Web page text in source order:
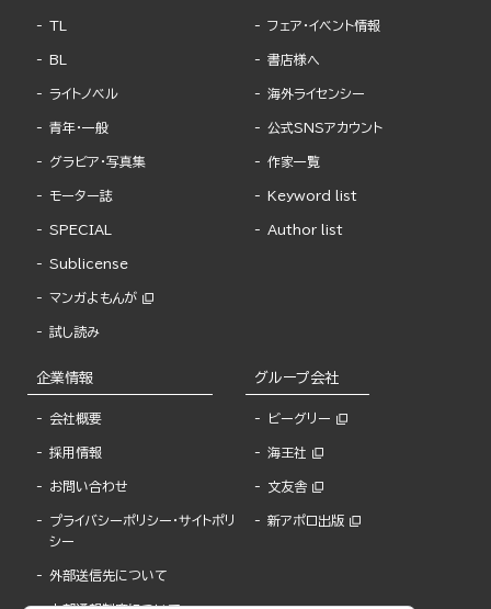
TL
BL
ライトノベル
青年・一般
グラビア・写真集
モーター誌
SPECIAL
Sublicense
マンガよもんが
試し読み
フェア・イベント情報
書店様へ
海外ライセンシー
公式SNSアカウント
作家一覧
Keyword list
Author list
企業情報
会社概要
採用情報
お問い合わせ
プライバシーポリシー・サイトポリ
シー
外部送信先について
グループ会社
ビーグリー
海王社
文友舎
新アポロ出版